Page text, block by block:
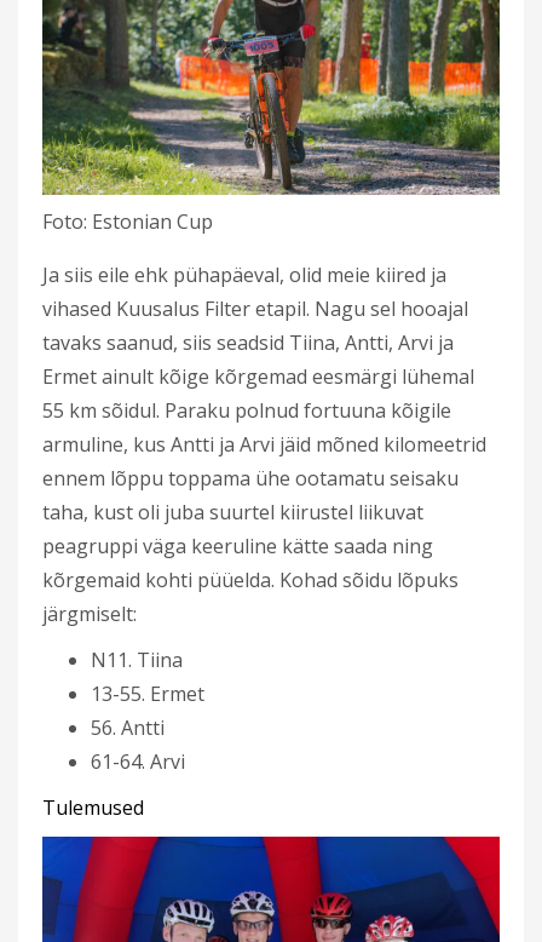
Foto: Estonian Cup
Ja siis eile ehk pühapäeval, olid meie kiired ja
vihased Kuusalus Filter etapil. Nagu sel hooajal
tavaks saanud, siis seadsid Tiina, Antti, Arvi ja
Ermet ainult kõige kõrgemad eesmärgi lühemal
55 km sõidul. Paraku polnud fortuuna kõigile
armuline, kus Antti ja Arvi jäid mõned kilomeetrid
ennem lõppu toppama ühe ootamatu seisaku
taha, kust oli juba suurtel kiirustel liikuvat
peagruppi väga keeruline kätte saada ning
kõrgemaid kohti püüelda. Kohad sõidu lõpuks
järgmiselt:
N11. Tiina
13-55. Ermet
56. Antti
61-64. Arvi
Tulemused